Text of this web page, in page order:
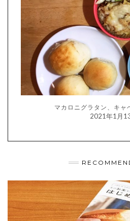
マカロニグラタン、キャ
2021年1月